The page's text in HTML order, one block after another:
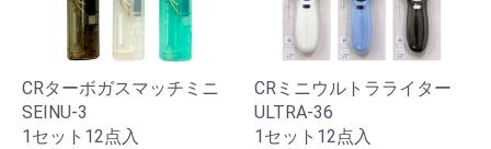
CRターボガスマッチミニ
SEINU-3
1セット12点入
CRミニウルトラライター
ULTRA-36
1セット12点入